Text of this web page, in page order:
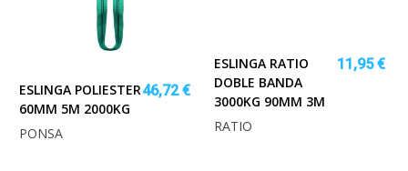
ESLINGA POLIESTER
60MM 5M 2000KG
46,72 €
PONSA
ESLINGA RATIO
DOBLE BANDA
3000KG 90MM 3M
11,95 €
RATIO